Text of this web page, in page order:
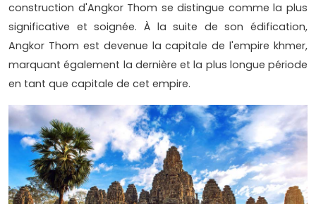
construction d'Angkor Thom se distingue comme la plus
significative et soignée. À la suite de son édification,
Angkor Thom est devenue la capitale de l'empire khmer,
marquant également la dernière et la plus longue période
en tant que capitale de cet empire.